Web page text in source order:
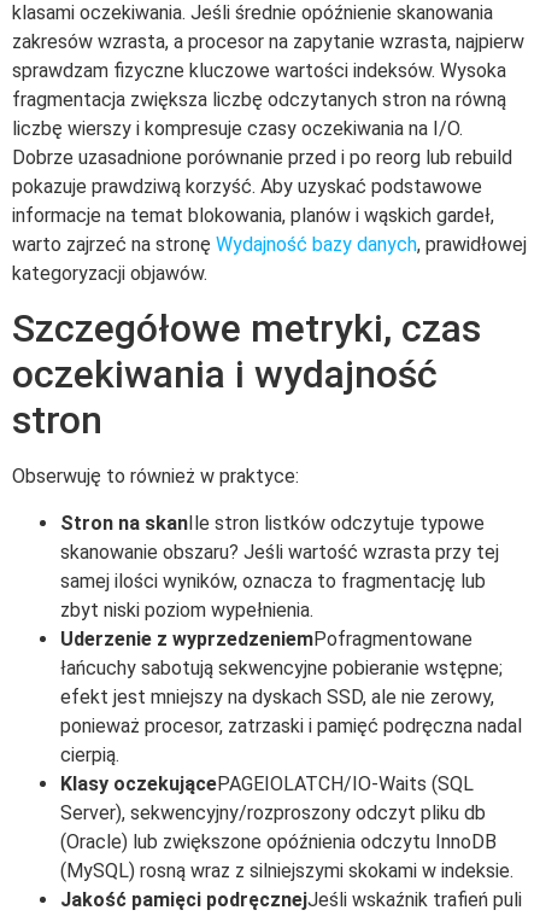
klasami oczekiwania. Jeśli średnie opóźnienie skanowania
zakresów wzrasta, a procesor na zapytanie wzrasta, najpierw
sprawdzam fizyczne kluczowe wartości indeksów. Wysoka
fragmentacja zwiększa liczbę odczytanych stron na równą
liczbę wierszy i kompresuje czasy oczekiwania na I/O.
Dobrze uzasadnione porównanie przed i po reorg lub rebuild
pokazuje prawdziwą korzyść. Aby uzyskać podstawowe
informacje na temat blokowania, planów i wąskich gardeł,
warto zajrzeć na stronę Wydajność bazy danych, prawidłowej
kategoryzacji objawów.
Szczegółowe metryki, czas
oczekiwania i wydajność
stron
Obserwuję to również w praktyce:
Stron na skanIle stron listków odczytuje typowe
skanowanie obszaru? Jeśli wartość wzrasta przy tej
samej ilości wyników, oznacza to fragmentację lub
zbyt niski poziom wypełnienia.
Uderzenie z wyprzedzeniemPofragmentowane
łańcuchy sabotują sekwencyjne pobieranie wstępne;
efekt jest mniejszy na dyskach SSD, ale nie zerowy,
ponieważ procesor, zatrzaski i pamięć podręczna nadal
cierpią.
Klasy oczekującePAGEIOLATCH/IO-Waits (SQL
Server), sekwencyjny/rozproszony odczyt pliku db
(Oracle) lub zwiększone opóźnienia odczytu InnoDB
(MySQL) rosną wraz z silniejszymi skokami w indeksie.
Jakość pamięci podręcznejJeśli wskaźnik trafień puli